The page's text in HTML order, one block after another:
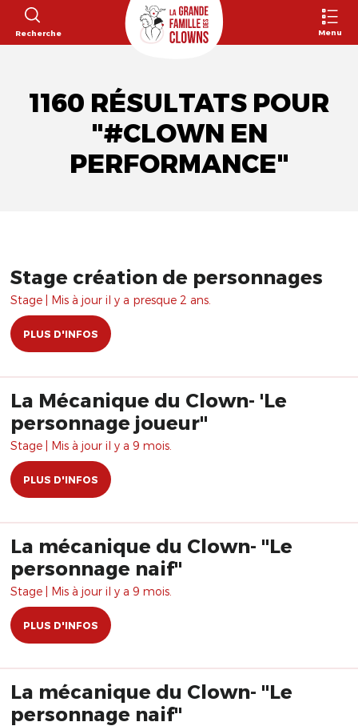
Recherche Menu
1160 RÉSULTATS POUR
"#CLOWN EN
PERFORMANCE"
Stage création de personnages
Stage | Mis à jour il y a presque 2 ans.
PLUS D'INFOS
La Mécanique du Clown- 'Le
personnage joueur"
Stage | Mis à jour il y a 9 mois.
PLUS D'INFOS
La mécanique du Clown- "Le
personnage naif"
Stage | Mis à jour il y a 9 mois.
PLUS D'INFOS
La mécanique du Clown- "Le
personnage naif"